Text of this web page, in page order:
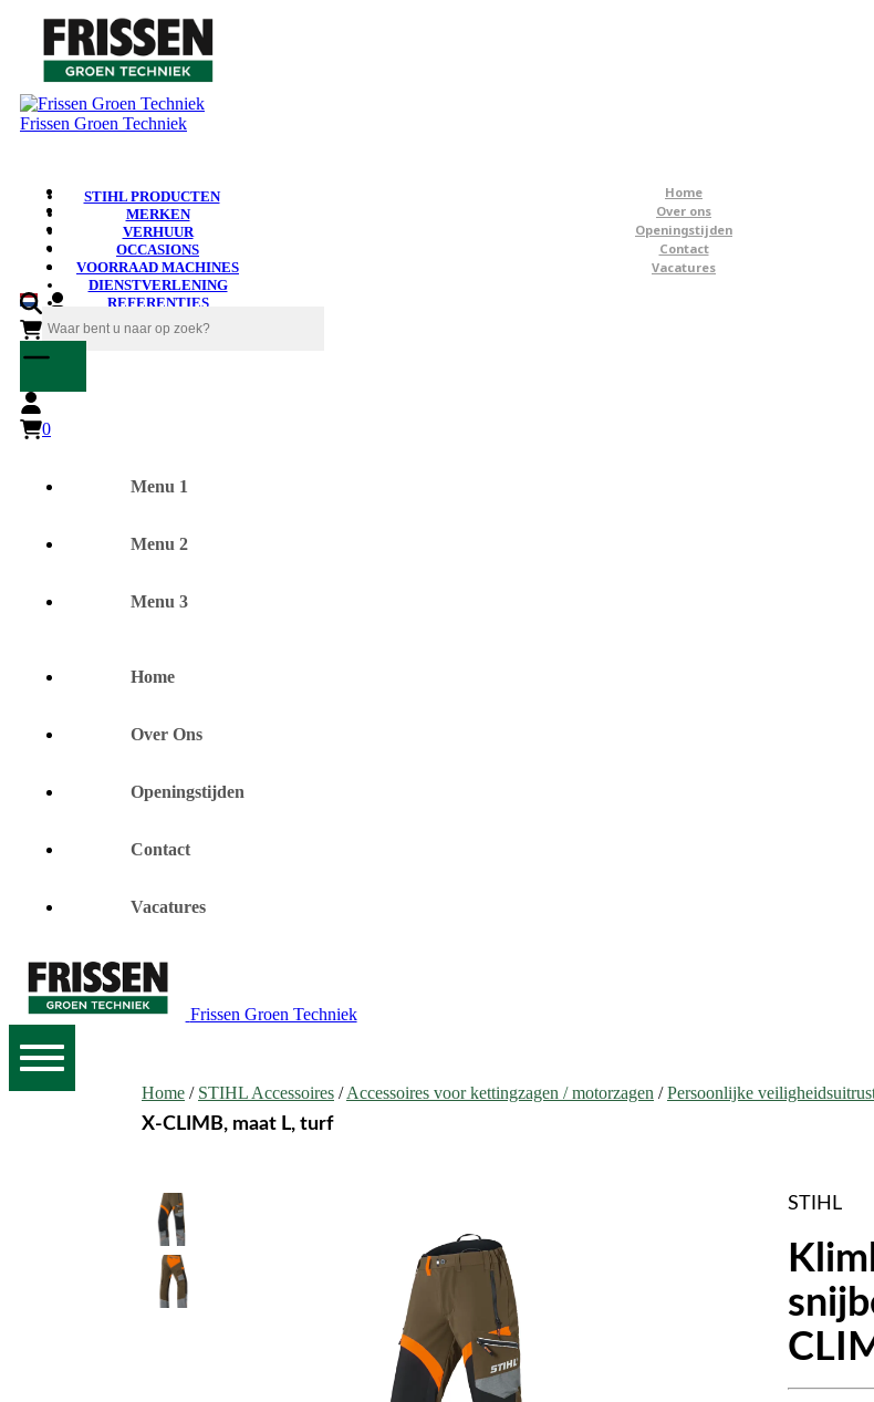
Frissen Groen Techniek
Home
Over ons
Openingstijden
Contact
Vacatures
STIHL PRODUCTEN
MERKEN
VERHUUR
OCCASIONS
VOORRAAD MACHINES
DIENSTVERLENING
REFERENTIES
0
0
Menu 1
Menu 2
Menu 3
Home
Over Ons
Openingstijden
Contact
Vacatures
Frissen Groen Techniek
Home / STIHL Accessoires /Accessoires voor kettingzagen / motorzagen /Persoonlijke
X-CLIMB, maat L, turf
STIHL